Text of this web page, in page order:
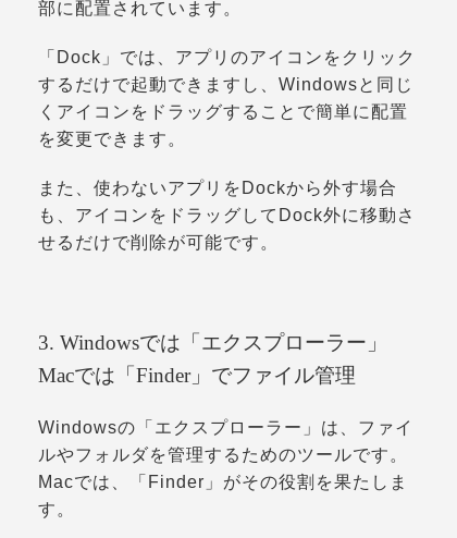
部に配置されています。
「 Dock 」では、アプリのアイコンをクリック
するだけで起動できますし、Windowsと同じ
くアイコンをドラッグすることで簡単に配置
を変更できます。
また、使わないアプリをDockから外す場合
も、アイコンをドラッグしてDock外に移動さ
せるだけで削除が可能です。
3. Windowsでは「エクスプローラー」
Macでは「Finder」でファイル管理
Windowsの「 エクスプローラー 」は、ファイ
ルやフォルダを管理するためのツールです。
Macでは、「 Finder 」がその役割を果たしま
す。